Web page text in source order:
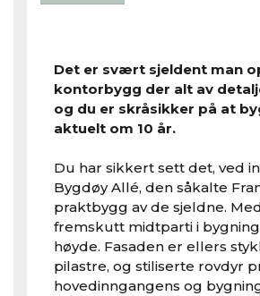
Det er svært sjeldent man
kontorbygg der alt av
og du er skråsikker på at
aktuelt om 10 år.
Du har sikkert sett det, ved
Bygdøy Allé, den såkalte
praktbygg av de sjeldne.
fremskutt midtparti i
høyde. Fasaden er ellers
pilastre, og stiliserte rovdyr
hovedinngangens og